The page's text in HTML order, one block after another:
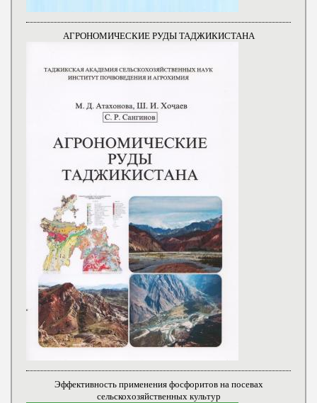
АГРОНОМИЧЕСКИЕ РУДЫ ТАДЖИКИСТАНА
Эффективность применения фосфоритов на посевах
сельскохозяйственных культур